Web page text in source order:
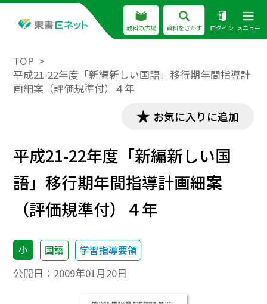
教科の広場 資料をさがす ログイン メニュー
TOP
平成21-22年度「新編新しい国語」移行期年間指導計
画細案（評価規準付）４年
お気に入りに追加
平成21-22年度「新編新しい国
語」移行期年間指導計画細案
（評価規準付）４年
小 国語 学習指導要領
公開日： 2009年01月20日